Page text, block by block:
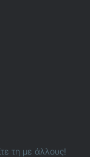
τη με άλλους!